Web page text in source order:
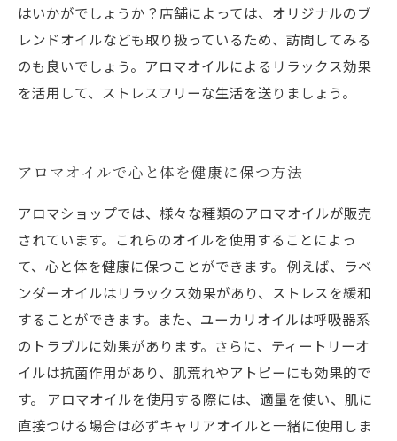
はいかがでしょうか？店舗によっては、オリジナルのブ
レンドオイルなども取り扱っているため、訪問してみる
のも良いでしょう。アロマオイルによるリラックス効果
を活用して、ストレスフリーな生活を送りましょう。
アロマオイルで心と体を健康に保つ方法
アロマショップでは、様々な種類のアロマオイルが販売
されています。これらのオイルを使用することによっ
て、心と体を健康に保つことができます。 例えば、ラベ
ンダーオイルはリラックス効果があり、ストレスを緩和
することができます。また、ユーカリオイルは呼吸器系
のトラブルに効果があります。さらに、ティートリーオ
イルは抗菌作用があり、肌荒れやアトピーにも効果的で
す。 アロマオイルを使用する際には、適量を使い、肌に
直接つける場合は必ずキャリアオイルと一緒に使用しま